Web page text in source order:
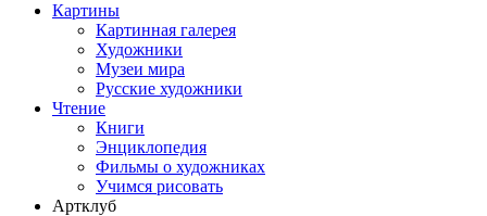
Картины
Картинная галерея
Художники
Музеи мира
Русские художники
Чтение
Книги
Энциклопедия
Фильмы о художниках
Учимся рисовать
Артклуб